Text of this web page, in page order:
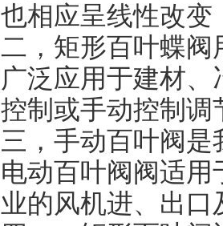
也相应呈线性改变
二， 矩形百叶蝶阀
广泛应用于建材
控制或手动控制调
三，手动百叶阀
电动百叶阀阀适
业的风机进、出